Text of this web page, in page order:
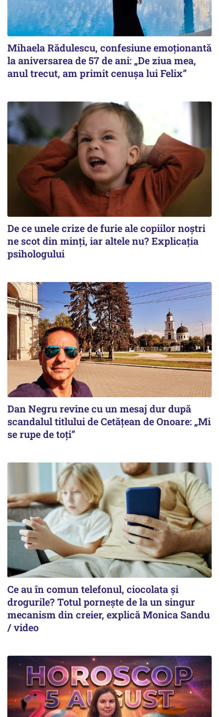
Mihaela Rădulescu, confesiune emoționantă
la aniversarea de 57 de ani: „De ziua mea,
anul trecut, am primit cenușa lui Felix”
De ce unele crize de furie ale copiilor noștri
ne scot din minți, iar altele nu? Explicația
psihologului
Dan Negru revine cu un mesaj dur după
scandalul titlului de Cetățean de Onoare: „Mi
se rupe de toți”
Ce au în comun telefonul, ciocolata și
drogurile? Totul pornește de la un singur
mecanism din creier, explică Monica Sandu
/ video